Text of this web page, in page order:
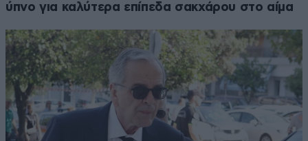
ύπνο για καλύτερα επίπεδα σακχάρου στο αίμα